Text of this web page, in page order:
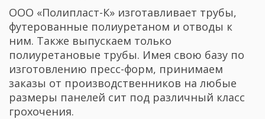
ООО «Полипласт-К» изготавливает трубы,
футерованные полиуретаном и отводы к
ним. Также выпускаем только
полиуретановые трубы. Имея свою базу по
изготовлению пресс-форм, принимаем
заказы от производственников на любые
размеры панелей сит под различный класс
грохочения.